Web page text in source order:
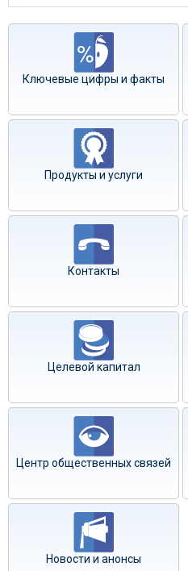
Ключевые цифры и факты
Продукты и услуги
Контакты
Целевой капитал
Центр общественных связей
Новости и анонсы